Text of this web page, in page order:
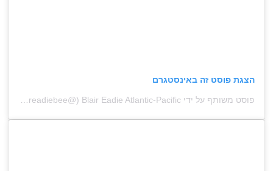
הצגת פוסט זה באינסטגרם
פוסט משותף על ידי ‏‎Blair Eadie Atlantic-Pacific‎‏ (@‏‎blaireadiebee‎‏)